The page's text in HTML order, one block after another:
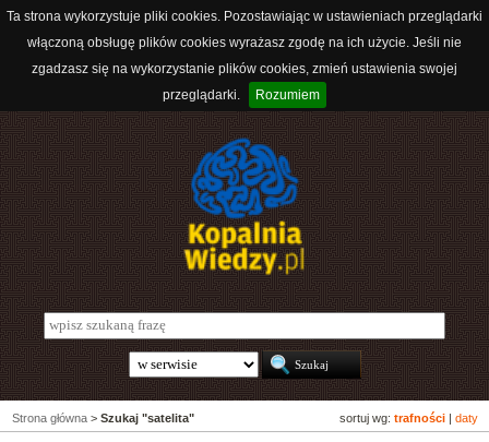
Ta strona wykorzystuje pliki cookies. Pozostawiając w ustawieniach przeglądarki
włączoną obsługę plików cookies wyrażasz zgodę na ich użycie. Jeśli nie
zgadzasz się na wykorzystanie plików cookies, zmień ustawienia swojej
przeglądarki.
Rozumiem
sortuj wg: trafności daty
Strona główna > Szukaj "satelita"